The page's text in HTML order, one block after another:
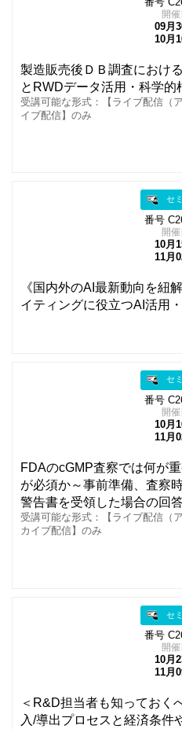
開催
09月
10月
製造販売後ＤＢ調査におけ
とRWDデータ活用・科学的
受講可能な形式：【ライブ配信（
イブ配信】のみ
セ
番号
開催
10月
11月
《国内外のAI最新動向を紐
イティングに役立つAI活用
セ
番号
開催
10月
11月
FDAのcGMP査察では何が
が必須か～事前準備、査察
警告書を受領した場合の回
受講可能な形式：【ライブ配信（
カイブ配信】のみ
セ
番号
開催
10月
11月
＜R&D担当者も知っておく
入/導出プロセスと経済条件